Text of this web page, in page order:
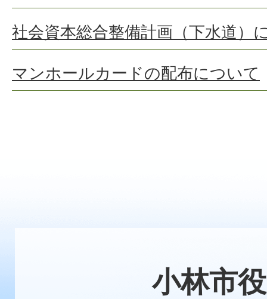
社会資本総合整備計画（下水道）
マンホールカードの配布について
小林市